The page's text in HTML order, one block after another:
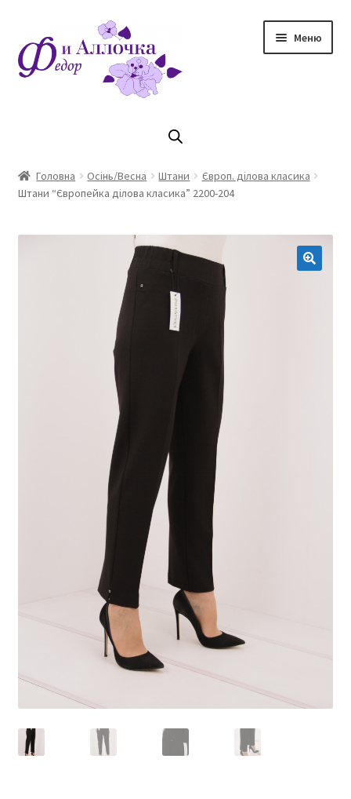
до
навігації
до
контенту
Меню
Магазин
Оплата та доставка
Головна Осінь/Весна Штани
Європ. ділова класика
Штани “Європейка ділова класика” 2200-204